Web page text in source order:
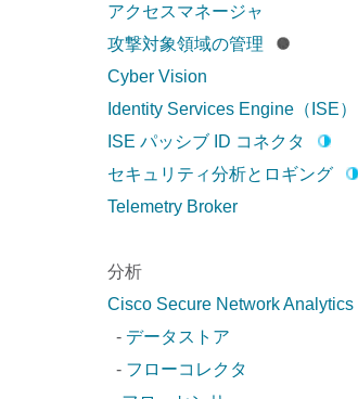
アクセスマネージャ
攻撃対象領域の管理
Cyber Vision
Identity Services Engine（ISE）
ISE パッシブ ID コネクタ
セキュリティ分析とロギング
Telemetry Broker
分析
Cisco Secure Network Analytics
- データストア
- フローコレクタ